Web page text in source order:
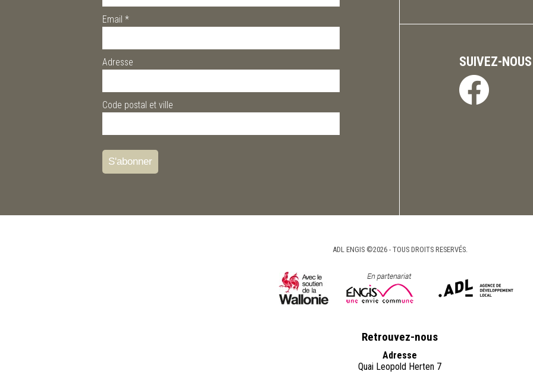
Email *
Adresse
Code postal et ville
SUIVEZ-NOUS
ADL ENGIS ©2026 - TOUS DROITS RESERVÉS.
Retrouvez-nous
Adresse
Quai Leopold Herten 7